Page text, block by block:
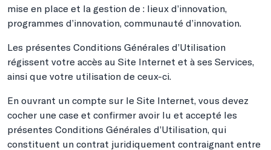
mise en place et la gestion de : lieux d’innovation,
programmes d’innovation, communauté d’innovation.
Les présentes Conditions Générales d’Utilisation
régissent votre accès au Site Internet et à ses Services,
ainsi que votre utilisation de ceux-ci.
En ouvrant un compte sur le Site Internet, vous devez
cocher une case et confirmer avoir lu et accepté les
présentes Conditions Générales d’Utilisation, qui
constituent un contrat juridiquement contraignant entre